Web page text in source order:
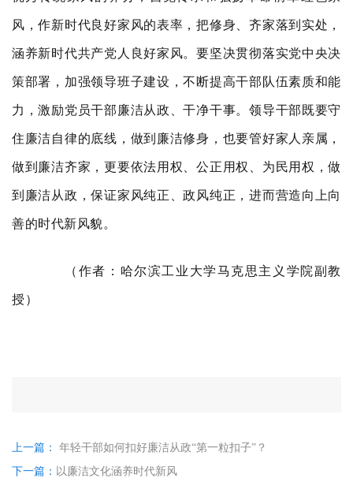
风，作新时代良好家风的表率，把修身、齐家落到实处，
涵养新时代共产党人良好家风。要坚决贯彻落实党中央决
策部署，加强领导班子建设，不断提高干部队伍素质和能
力，激励党员干部廉洁从政、干净干事。领导干部既要守
住廉洁自律的底线，做到廉洁修身，也要管好家人亲属，
做到廉洁齐家，更要依法用权、公正用权、为民用权，做
到廉洁从政，保证家风纯正、政风纯正，进而营造向上向
善的时代新风貌。
（作者：哈尔滨工业大学马克思主义学院副教
授）
上一篇： 年轻干部如何扣好廉洁从政“第一粒扣子”？
下一篇： 以廉洁文化涵养时代新风